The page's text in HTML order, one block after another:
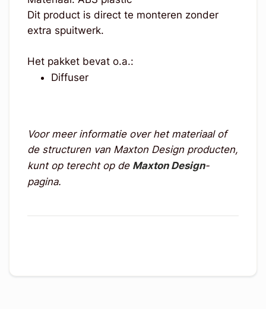
Dit product is direct te monteren zonder
extra spuitwerk.
Het pakket bevat o.a.:
Diffuser
Voor meer informatie over het materiaal of
de structuren van Maxton Design producten,
kunt op terecht op de Maxton Design-
pagina.